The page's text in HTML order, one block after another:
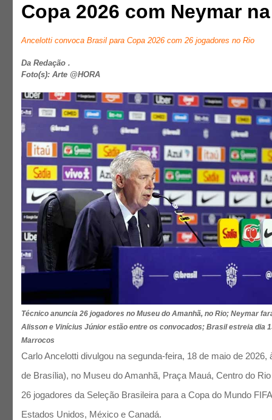
Copa 2026 com Neymar
Ancelotti convoca Brasil para Copa 2026 com 26 jogadores no Rio
Da Redação .
Foto(s): Arte @HORA
Técnico anuncia 26 jogadores no Museu do Amanhã, no Rio; Neymar
Alisson e Vinícius Júnior estão entre os convocados; Brasil estreia dia
Marrocos
Carlo Ancelotti divulgou na segunda-feira, 18 de maio de 2026,
de Brasília), no Museu do Amanhã, Praça Mauá, Centro do
26 jogadores da Seleção Brasileira para a Copa do Mundo
Estados Unidos, México e Canadá.